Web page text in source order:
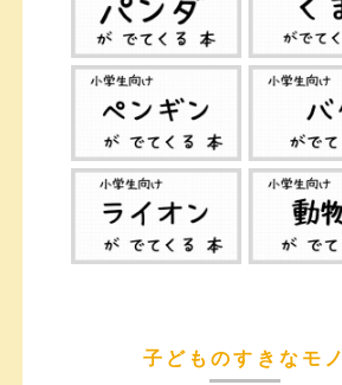
子どものすきなモノ